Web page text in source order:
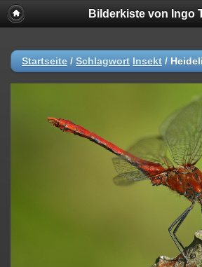
Bilderkiste von Ingo
Startseite / Schlagwort Insekt /